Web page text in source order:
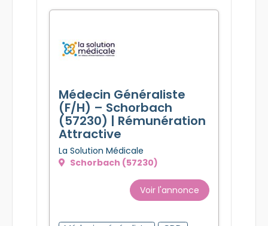
Médecin Généraliste
(F/H) – Schorbach
(57230) | Rémunération
Attractive
La Solution Médicale
Schorbach (57230)